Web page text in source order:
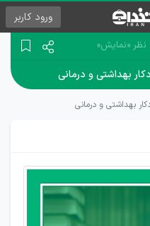
ورود کاربر
«نمایش»
بهداشتی و درمانی
بهداشتی و درمانی